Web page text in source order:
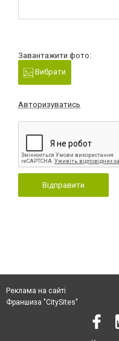
Завантажити фото:
Вибрати
Авторизуватись
Відправити
Реклама на сайті
Франшиза "CitySites"